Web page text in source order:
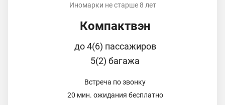
Иномарки не старше 8 лет
Компактвэн
до 4(6) пассажиров
5(2) багажа
Встреча по звонку
20 мин. ожидания бесплатно